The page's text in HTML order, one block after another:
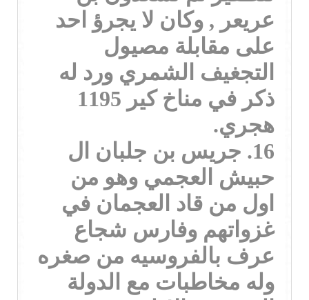
عريعر , وكان لا يجرؤ احد
على مقابلة مصيول
التجغيف الشمري ورد له
ذكر في مناخ كير 1195
هجري.
16. جريس بن جلبان ال
حبيش العجمي وهو من
اول من قاد العجمان في
غزواتهم وفارس شجاع
عرف بالفروسيه من صغره
وله مخاطبات مع الدولة